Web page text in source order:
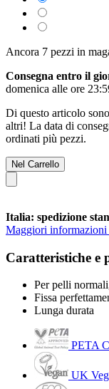
Ancora 7 pezzi in
Consegna entro il
domenica alle ore
Di questo articolo
altri! La data di
ordinati più pezzi.
Nel Carrello
Italia: spedizione
Maggiori informazioni
Caratteristiche e
Per pelli
Fissa
Lunga durata
PETA
UK